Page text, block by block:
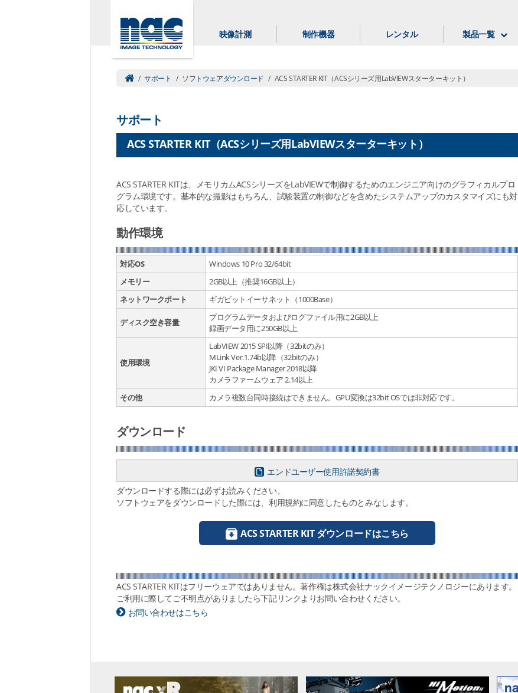
映像計測 制作機器 レンタル 製品一覧
/ サポート / ソフトウェアダウンロード / ACS STARTER KIT（ACSシリーズ用LabVIEWスターターキット）
サポート
ACS STARTER KIT（ACSシリーズ用LabVIEWスターターキット）
ACS STARTER KITは、メモリカムACSシリーズをLabVIEWで制御するためのエンジニア向けのグラフィカルプロ
グラム環境です。基本的な撮影はもちろん、試験装置の制御などを含めたシステムアップのカスタマイズにも対
応しています。
動作環境
対応OS
Windows 10 Pro 32/64bit
メモリー
2GB以上（推奨16GB以上）
ネットワークポート
ギガビットイーサネット（1000Base）
ディスク空き容量
プログラムデータおよびログファイル用に2GB以上
録画データ用に250GB以上
使用環境
LabVIEW 2015 SPI以降（32bitのみ）
MLink Ver.1.74b以降（32bitのみ）
JKI VI Package Manager 2018以降
カメラファームウェア 2.14以上
その他
カメラ複数台同時接続はできません。GPU変換は32bit OSでは非対応です。
ダウンロード
エンドユーザー使⽤許諾契約書
ダウンロードする際には必ずお読みください。
ソフトウェアをダウンロードした際には、利用規約に同意したものとみなします。
ACS STARTER KIT ダウンロードはこちら
ACS STARTER KITはフリーウェアではありません。著作権は株式会社ナックイメージテクノロジーにあります。
ご利用に際してご不明点がありましたら下記リンクよりお問い合わせください。
お問い合わせはこちら